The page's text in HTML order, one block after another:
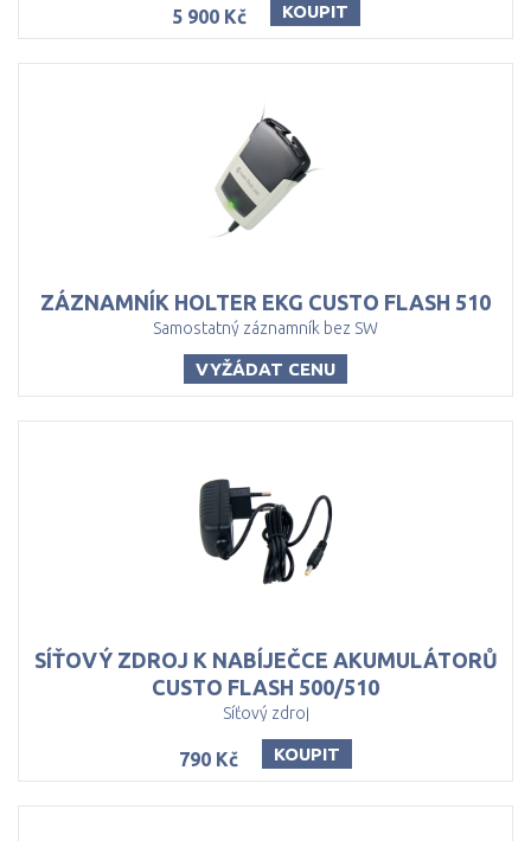
5 900 Kč KOUPIT
ZÁZNAMNÍK HOLTER EKG CUSTO FLASH 510
Samostatný záznamník bez SW
VYŽÁDAT CENU
SÍŤOVÝ ZDROJ K NABÍJEČCE AKUMULÁTORŮ
CUSTO FLASH 500/510
Síťový zdroj
790 Kč KOUPIT